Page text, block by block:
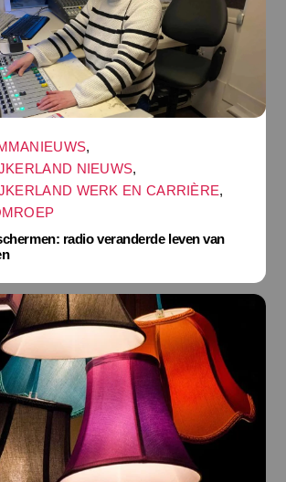
,
NIEUWS,
WERK EN CARRIÈRE,
radio veranderde leven van